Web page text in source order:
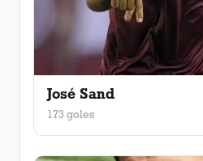
José Sand
173 goles